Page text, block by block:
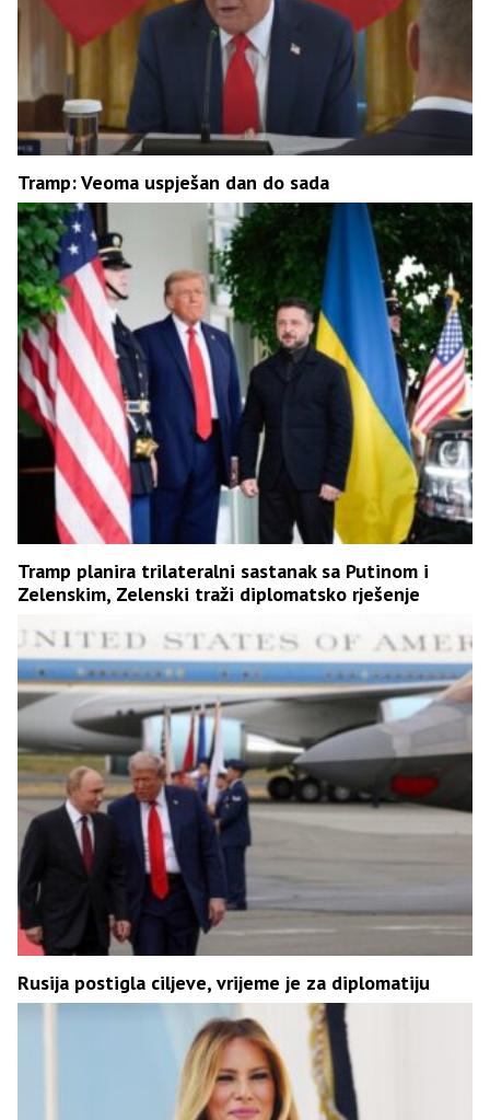
Tramp: Veoma uspješan dan do sada
Tramp planira trilateralni sastanak sa Putinom i
Zelenskim, Zelenski traži diplomatsko rješenje
Rusija postigla ciljeve, vrijeme je za diplomatiju